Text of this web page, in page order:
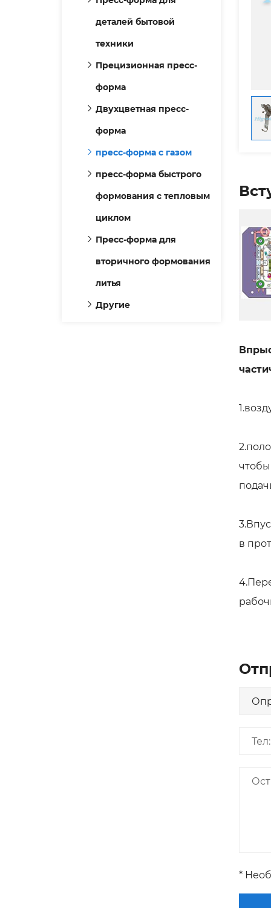
деталей бытовой
техники
Прецизионная пресс-
форма
Двухцветная пресс-
форма
пресс-форма с газом
пресс-форма быстрого
формования с тепловым
циклом
Пресс-форма для
вторичного формования
литья
Другие
в
*